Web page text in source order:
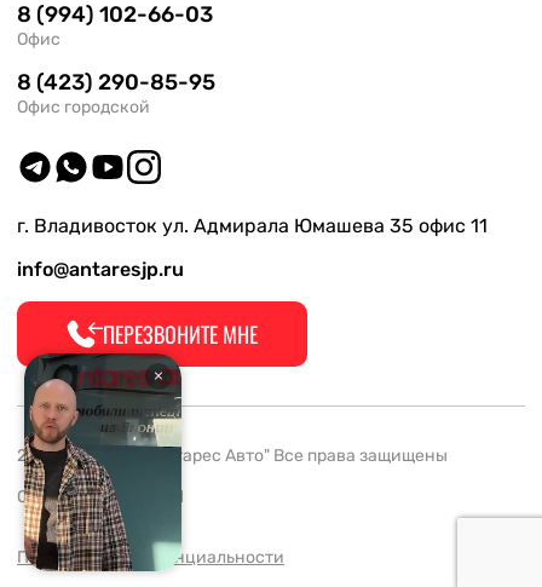
8 (994) 102-66-03
Офис
8 (423) 290-85-95
Офис городской
г. Владивосток ул. Адмирала Юмашева 35 офис 11
info@antaresjp.ru
ПЕРЕЗВОНИТЕ МНЕ
2008-2026 ООО "Антарес Авто" Все права защищены
ОГРН 1132537005061
Политика конфиденциальности